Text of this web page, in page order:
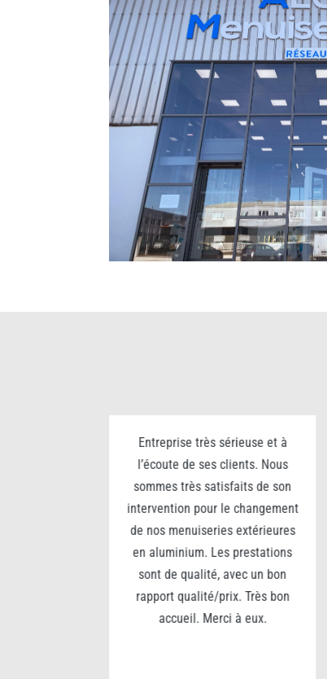
Entreprise très sérieuse et à
l’écoute de ses clients. Nous
sommes très satisfaits de son
intervention pour le changement
de nos menuiseries extérieures
en aluminium. Les prestations
sont de qualité, avec un bon
rapport qualité/prix. Très bon
accueil. Merci à eux.